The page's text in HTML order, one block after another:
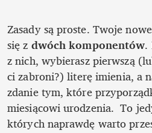
Zasady są proste. Twoje
się z dwóch komponentów.
z nich, wybierasz pierwszą
ci zabroni?) literę imienia, a
zdanie tym, które
miesiącowi urodzenia.  To
których naprawdę warto